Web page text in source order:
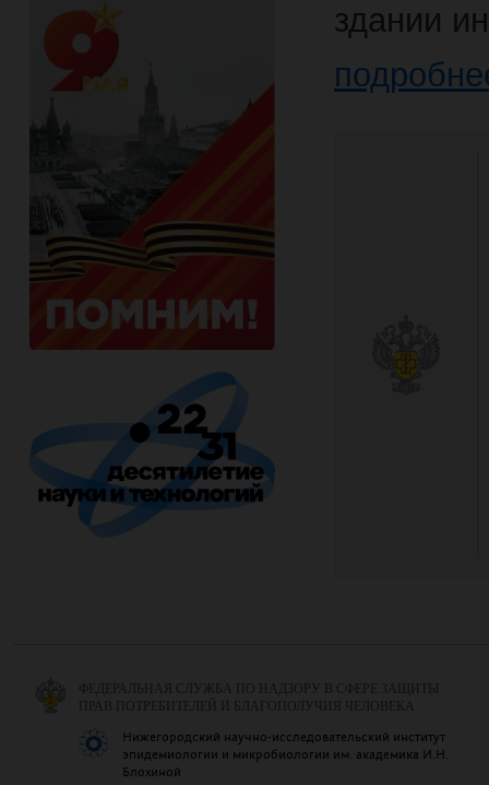
здании
ФЕДЕРАЛЬНАЯ СЛУЖБА ПО НАДЗОРУ В СФЕРЕ ЗАЩИТЫ
ПРАВ ПОТРЕБИТЕЛЕЙ И БЛАГОПОЛУЧИЯ ЧЕЛОВЕКА
Нижегородский научно-исследовательский институт
эпидемиологии и микробиологии им. академика И.Н.
Блохиной